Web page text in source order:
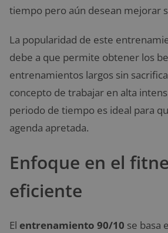
tiempo pero aún desean mejorar
La popularidad de este
debe a que permite obtener los
entrenamientos largos sin
concepto de trabajar en alta
periodo de tiempo es ideal para
agenda apretada.
Enfoque en el
eficiente
El entrenamiento 90/10 se basa